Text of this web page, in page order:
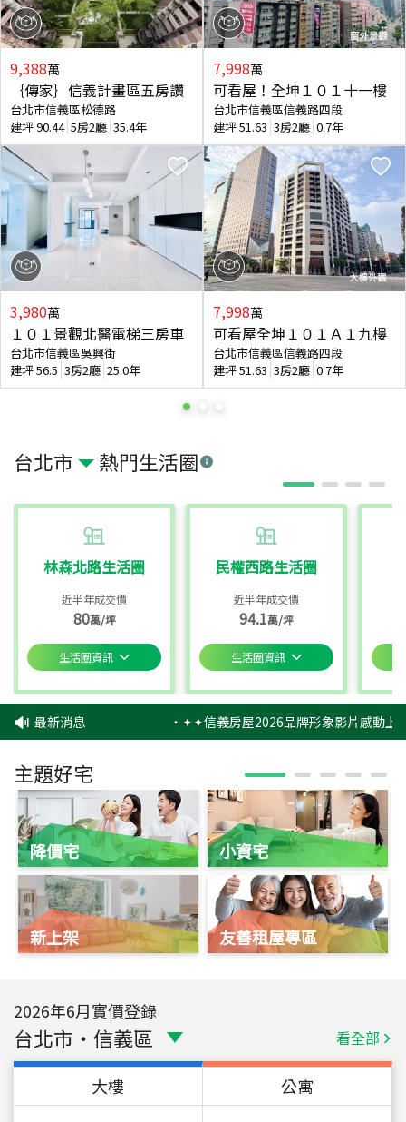
台北市 熱門生活圈
林森北路生活圈
近半年成交價
80萬/坪
生活圈資訊
民權西路生活圈
近半年成交價
94.1萬/坪
生活圈資訊
9,388萬
｛傳家｝信義計畫區五房讚
台北市信義區松德路
建坪90.44 5房2廳 35.4年
3,980萬
１０１景觀北醫電梯三房車
台北市信義區吳興街
建坪56.5 3房2廳 25.0年
7,998萬
可看屋！全坤１０１十一樓
台北市信義區信義路四段
建坪51.63 3房2廳 0.7年
7,998萬
可看屋全坤１０１Ａ１九樓
台北市信義區信義路四段
建坪51.63 3房2廳 0.7年
最新消息 ‧✦✦信義房屋2026品牌形象影片感動上
主題好宅
降價宅
新上架
小資宅
友善租屋專區
2026年6月實價登錄
台北市 ・ 信義區 看全部
大樓 公寓